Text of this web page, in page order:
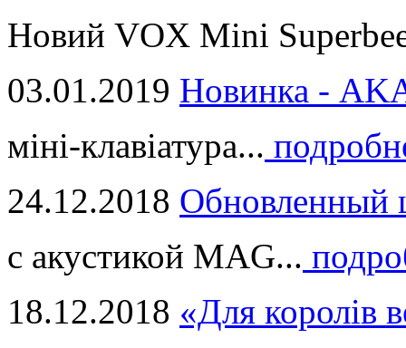
Новий VOX Mini
03.01.2019 Новинка -
міні-клавіатура...
24.12.2018 Обновленный
с акустикой MAG...
18.12.2018 «Для королів